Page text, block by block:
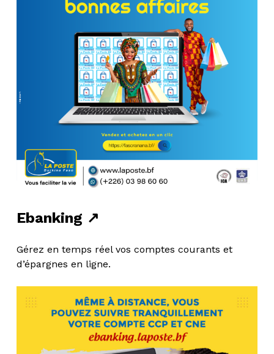
Ebanking ↗
Gérez en temps réel vos comptes courants et
d’épargnes en ligne.